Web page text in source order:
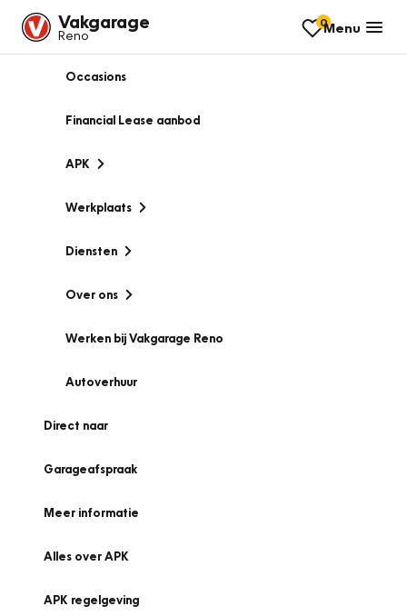
Vakgarage
Reno
0Menu
Occasions
Financial Lease aanbod
APK
Werkplaats
Diensten
Over ons
Werken bij Vakgarage Reno
Autoverhuur
Direct naar
Garageafspraak
Meer informatie
Alles over APK
APK regelgeving